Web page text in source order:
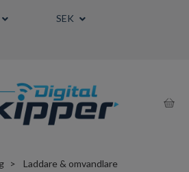
SEK
Laddare & omvandlare